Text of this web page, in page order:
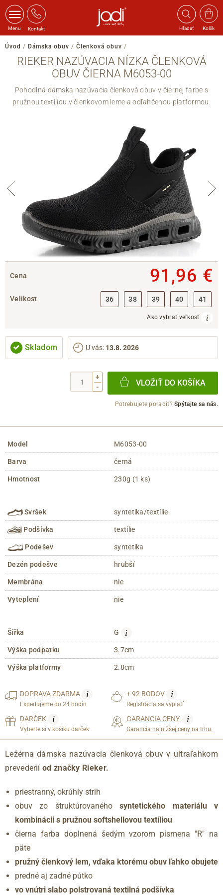
Menu Kontakt Hľadať Košík
Úvod / Dámska obuv / Členková obuv /
RIEKER NAZÚVACIA NÍZKA ČLENKOVÁ
OBUV ČIERNA M6053-00
Pohodlná dámska nazúvacia členková obuv v čiernej farbe s
pružnou textíliou v členkovom leme a odľahčenou platformou.
Cena 91,96 €
Velikost 36 38 39 40 41
Ako vybrať veľkosť
Skladom U vás: 13.8. 2026
+
-
VLOŽIŤ DO KOŠÍKA
Potrebujete poradiť?Spýtajte sa nás.
Model M6053-00
Barva černá
Hmotnost 230g (1 ks)
Svršek syntetika/textílie
Podšívka textílie
Podešev syntetika
Dezén podešve hrubší
Membrána nie
Vyteplení nie
Šířka G i
Výška podpatku 3.7cm
Výška platformy 2.8cm
DOPRAVAZDARMA i
Expedujeme do 24 hodín
+ 92 BODOV i
Registrácia sa vyplatí
DARČEK i
Vyberte si v košíku darček
GARANCIA CENY i
Garancia najnižšej ceny na trhu.
Ležérna dámska nazúvacia členková obuv v ultraľahkom
prevedení od značky Rieker.
priestranný, okrúhly strih
obuv zo štruktúrovanéhosyntetického materiálu v
kombinácii s pružnou softshellovou textíliou
čierna farba doplnená šedým vzorom písmena "R" na
päte
pružný členkový lem, vďaka ktorému obuv ľahko obujete
predné aj zadné pútko
vo vnútri slabo polstrovaná textilná podšívka